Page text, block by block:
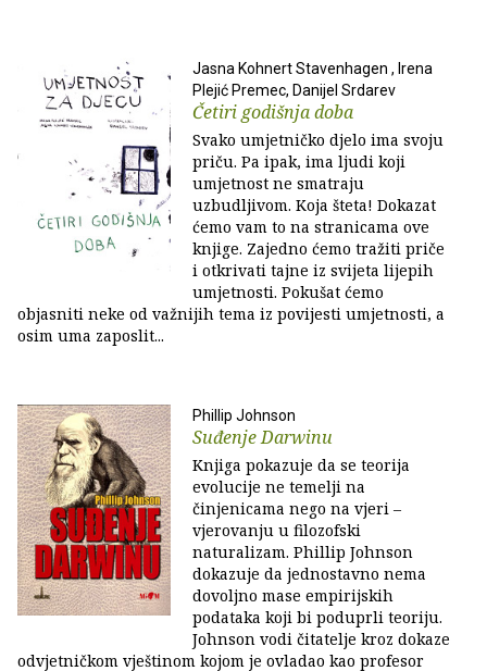
Jasna Kohnert Stavenhagen , Irena
Plejić Premec, Danijel Srdarev
Četiri godišnja doba
Svako umjetničko djelo ima svoju
priču. Pa ipak, ima ljudi koji
umjetnost ne smatraju
uzbudljivom. Koja šteta! Dokazat
ćemo vam to na stranicama ove
knjige. Zajedno ćemo tražiti priče
i otkrivati tajne iz svijeta lijepih
umjetnosti. Pokušat ćemo
objasniti neke od važnijih tema iz povijesti umjetnosti, a
osim uma zaposlit...
Phillip Johnson
Suđenje Darwinu
Knjiga pokazuje da se teorija
evolucije ne temelji na
činjenicama nego na vjeri –
vjerovanju u filozofski
naturalizam. Phillip Johnson
dokazuje da jednostavno nema
dovoljno mase empirijskih
podataka koji bi poduprli teoriju.
Johnson vodi čitatelje kroz dokaze
odvjetničkom vještinom kojom je ovladao kao profesor